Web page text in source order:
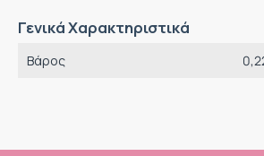
Γενικά Χαρακτηριστικά
Βάρος